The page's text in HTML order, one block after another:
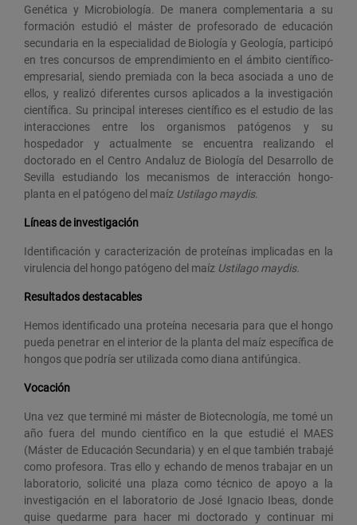
Genética y Microbiología. De manera complementaria a su
formación estudió el máster de profesorado de educación
secundaria en la especialidad de Biología y Geología, participó
en tres concursos de emprendimiento en el ámbito científico-
empresarial, siendo premiada con la beca asociada a uno de
ellos, y realizó diferentes cursos aplicados a la investigación
científica. Su principal intereses científico es el estudio de las
interacciones entre los organismos patógenos y su
hospedador y actualmente se encuentra realizando el
doctorado en el Centro Andaluz de Biología del Desarrollo de
Sevilla estudiando los mecanismos de interacción hongo-
planta en el patógeno del maíz Ustilago maydis.
Líneas de investigación
Identificación y caracterización de proteínas implicadas en la
virulencia del hongo patógeno del maíz Ustilago maydis.
Resultados destacables
Hemos identificado una proteína necesaria para que el hongo
pueda penetrar en el interior de la planta del maíz específica de
hongos que podría ser utilizada como diana antifúngica.
Vocación
Una vez que terminé mi máster de Biotecnología, me tomé un
año fuera del mundo científico en la que estudié el MAES
(Máster de Educación Secundaria) y en el que también trabajé
como profesora. Tras ello y echando de menos trabajar en un
laboratorio, solicité una plaza como técnico de apoyo a la
investigación en el laboratorio de José Ignacio Ibeas, donde
quise quedarme para hacer mi doctorado y continuar mi